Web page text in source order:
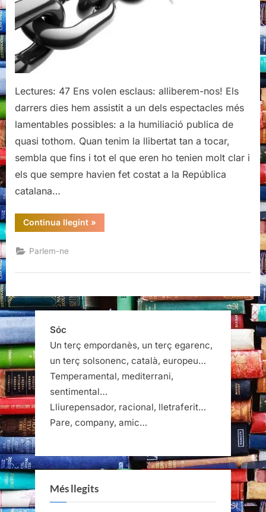
Lectures: 47 Ens volen esclaus: alliberem-nos! Els
darrers dies hem assistit a un dels espectacles més
lamentables possibles: a la humiliació publica de
quasi tothom. Quan tenim la llibertat tan a tocar,
sembla que fins i tot el que eren ho tenien molt clar i
els que sempre havien fet costat a la República
catalana…
Continua llegint“Ens
volen
»
Parlem-ne
Sóc
Un terç empordanès, un terç egarenc,
un terç solsonenc, català, europeu…
Temperamental, mediterrani,
sentimental…
Lliurepensador, racional, lletraferit…
Pare, company, amic…
Més llegits